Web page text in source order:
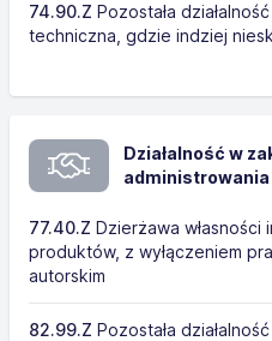
74.90.Z Pozostała
techniczna, gdzie indziej
Działalność w
administrowania
77.40.Z Dzierżawa
produktów, z wyłączeniem
autorskim
82.99.Z Pozostała